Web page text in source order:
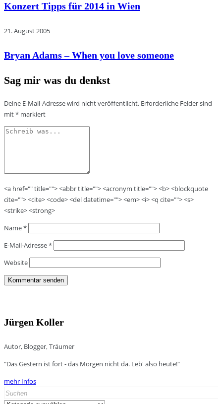
Konzert Tipps für 2014 in Wien
21. August 2005
Bryan Adams – When you love someone
Sag mir was du denkst
Deine E-Mail-Adresse wird nicht veröffentlicht. Erforderliche Felder sind
mit* markiert
<a href="" title=""> <abbr title=""> <acronym title=""> <b> <blockquote
cite=""> <cite> <code> <del datetime=""> <em> <i> <q cite=""> <s>
<strike> <strong>
Name*
E-Mail-Adresse*
Website
Jürgen Koller
Autor, Blogger, Träumer
"Das Gestern ist fort - das Morgen nicht da. Leb' also heute!"
mehr Infos
Search